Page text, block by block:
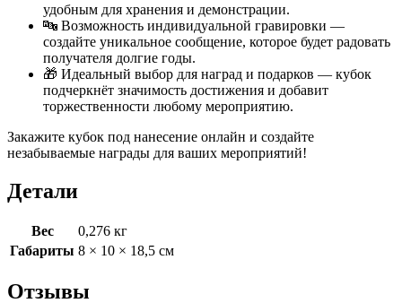
удобным для хранения и демонстрации.
🔤 Возможность индивидуальной гравировки —
создайте уникальное сообщение, которое будет радовать
получателя долгие годы.
🎁 Идеальный выбор для наград и подарков — кубок
подчеркнёт значимость достижения и добавит
торжественности любому мероприятию.
Закажите кубок под нанесение онлайн и создайте
незабываемые награды для ваших мероприятий!
Детали
Вес
0,276 кг
Габариты 8 × 10 × 18,5 см
Отзывы